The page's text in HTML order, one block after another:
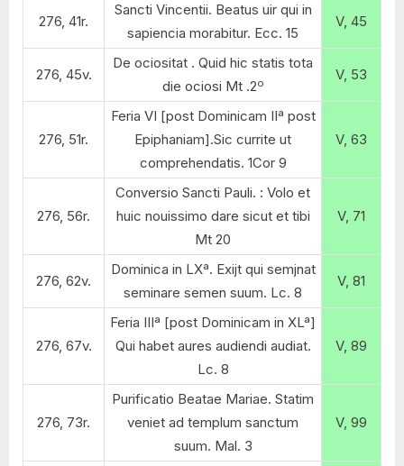
276, 41r.
Sancti Vincentii. Beatus uir qui in
sapiencia morabitur. Ecc. 15
V, 45
276, 45v.
De ociositat . Quid hic statis tota
die ociosi Mt .2o V, 53
276, 51r.
Feria VI [post Dominicam IIª post
Epiphaniam].Sic currite ut
comprehendatis. 1Cor 9
V, 63
276, 56r.
Conversio Sancti Pauli. : Volo et
huic nouissimo dare sicut et tibi
Mt 20
V, 71
276, 62v.
Dominica in LXª. Exijt qui semjnat
seminare semen suum. Lc. 8
V, 81
276, 67v.
Feria IIIª [post Dominicam in XLª]
Qui habet aures audiendi audiat.
Lc. 8
V, 89
276, 73r.
Purificatio Beatae Mariae. Statim
veniet ad templum sanctum
suum. Mal. 3
V, 99